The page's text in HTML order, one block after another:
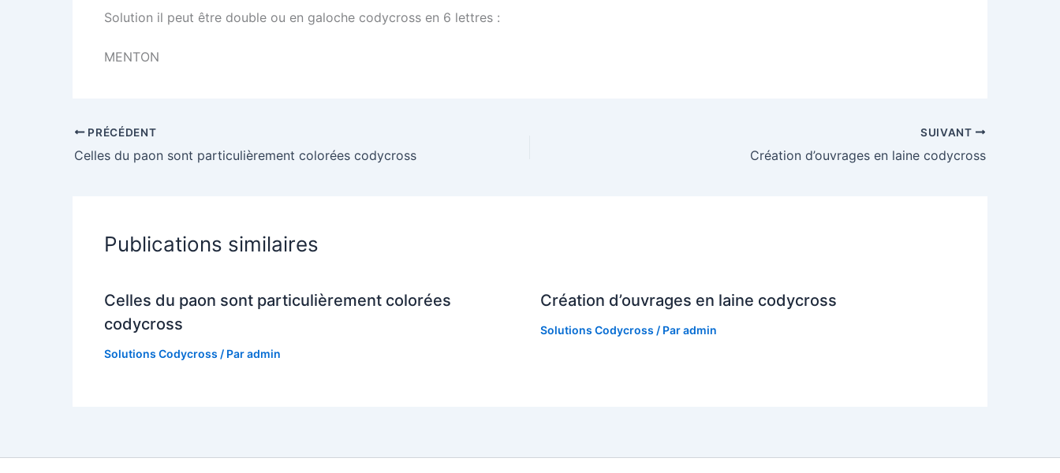
Solution il peut être double ou en galoche codycross en 6 lettres :
MENTON
PRÉCÉDENT
Celles du paon sont particulièrement colorées codycross
SUIVANT
Création d’ouvrages en laine codycross
Publications similaires
Celles du paon sont particulièrement colorées
codycross
Solutions Codycross / Paradmin
Création d’ouvrages en laine codycross
Solutions Codycross / Paradmin